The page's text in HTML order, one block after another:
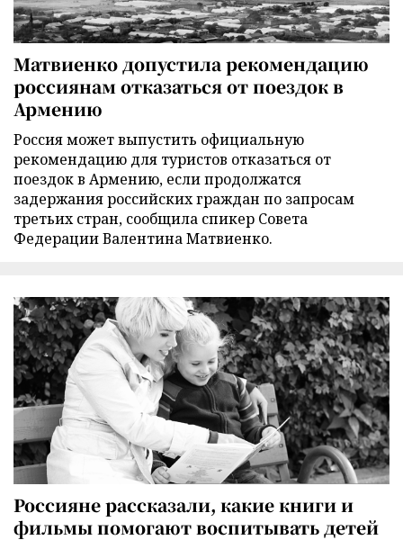
Матвиенко допустила рекомендацию
россиянам отказаться от поездок в
Армению
Россия может выпустить официальную
рекомендацию для туристов отказаться от
поездок в Армению, если продолжатся
задержания российских граждан по запросам
третьих стран, сообщила спикер Совета
Федерации Валентина Матвиенко.
Россияне рассказали, какие книги и
фильмы помогают воспитывать детей